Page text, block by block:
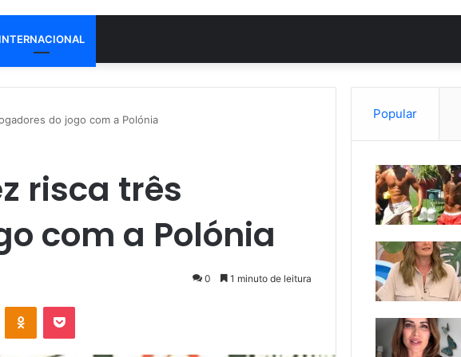
INTERNACIONAL
do jogo com a Polónia
risca três
com a Polónia
0 1 minuto de leitura
OK Pocket
Popular